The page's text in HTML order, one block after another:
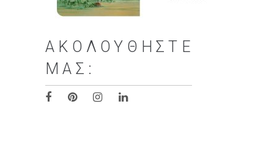
ΑΚΟΛΟΥΘΉΣΤΕ
ΜΑΣ: